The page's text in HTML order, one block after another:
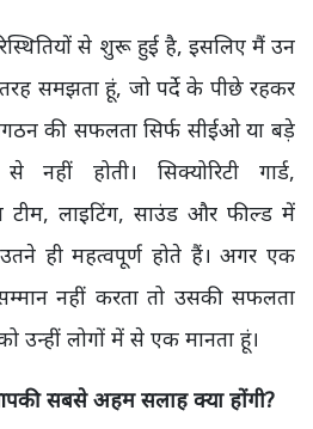
से शुरू हुई है, इसलिए मैं उन
समझता हूं, जो पर्दे के पीछे रहकर
की सफलता सिर्फ सीईओ या बड़े
होती। सिक्योरिटी गार्ड,
टीम, लाइटिंग, साउंड और फील्ड में
ही महत्वपूर्ण होते हैं। अगर एक
नहीं करता तो उसकी सफलता
लोगों में से एक मानता हूं।
सबसे अहम सलाह क्या होंगी?